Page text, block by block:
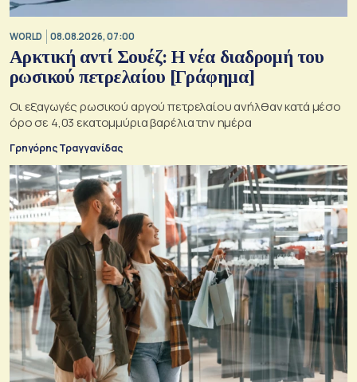
WORLD 08.08.2026, 07:00
Αρκτική αντί Σουέζ: Η νέα διαδρομή του
ρωσικού πετρελαίου [Γράφημα]
Οι εξαγωγές ρωσικού αργού πετρελαίου ανήλθαν κατά μέσο
όρο σε 4,03 εκατομμύρια βαρέλια την ημέρα
Γρηγόρης Τραγγανίδας